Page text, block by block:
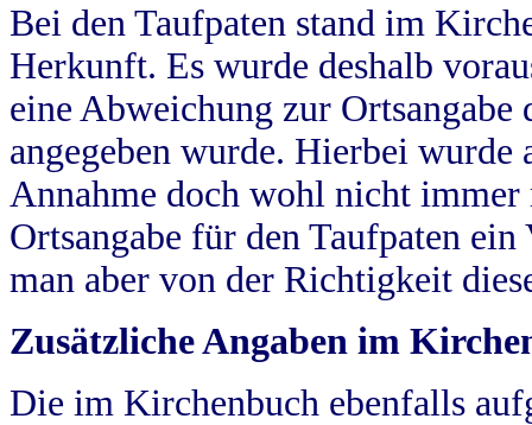
Bei den Taufpaten stand im
Herkunft. Es wurde deshalb
eine Abweichung zur
angegeben wurde. Hierbei wurde
Annahme doch wohl nicht
Ortsangabe für den Taufpaten
man aber von der Richtigkeit
Zusätzliche Angaben im
Die im Kirchenbuch ebenfalls